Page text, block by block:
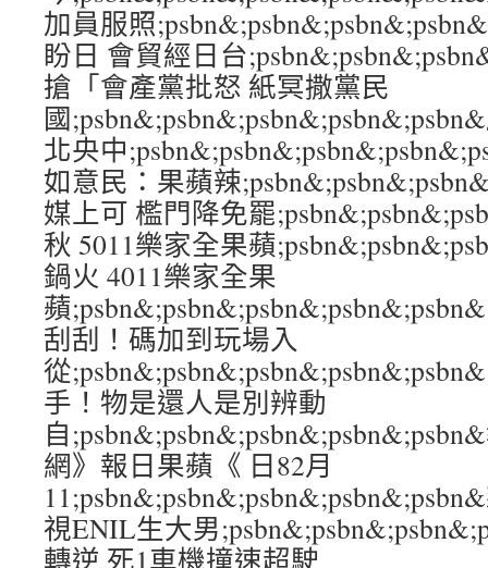
加員服照
盼日 會貿經日台
搶「會產黨批怒 紙冥撒黨民
國
北央中
如意民：果蘋辣
媒上可 檻門降免罷
秋 5011樂家全果蘋
鍋火 4011樂家全果
蘋
刮刮！碼加到玩場入
從
手！物是還人是別辨動
自
網》報日果蘋《 日82月
視ENIL生大男
轉逆 死1車機撞速超駛